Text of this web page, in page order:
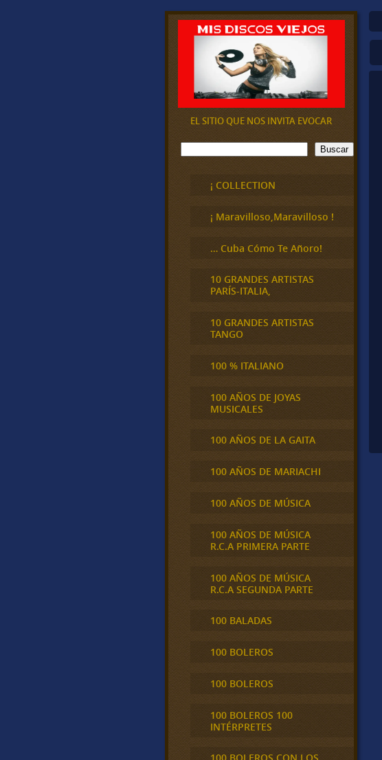
EL SITIO QUE NOS INVITA EVOCAR
B
u
Buscar
¡ COLLECTION
¡ Maravilloso,Maravilloso !
… Cuba Cómo Te Añoro!
10 GRANDES ARTISTAS
PARÍS-ITALIA,
10 GRANDES ARTISTAS
TANGO
100 % ITALIANO
100 AÑOS DE JOYAS
MUSICALES
100 AÑOS DE LA GAITA
100 AÑOS DE MARIACHI
100 AÑOS DE MÚSICA
100 AÑOS DE MÚSICA
R.C.A PRIMERA PARTE
100 AÑOS DE MÚSICA
R.C.A SEGUNDA PARTE
100 BALADAS
100 BOLEROS
100 BOLEROS
100 BOLEROS 100
INTÉRPRETES